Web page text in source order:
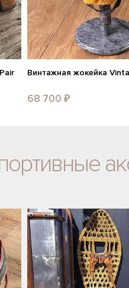
Винтажная жокейка
68 700 ₽